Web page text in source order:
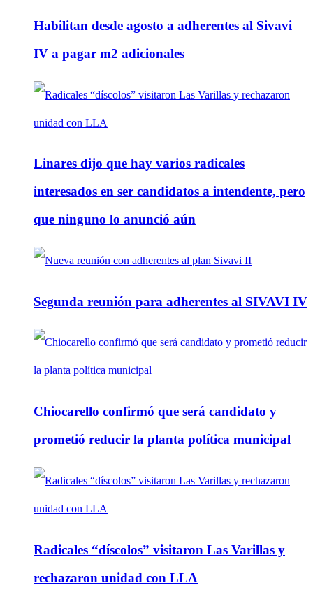
Habilitan desde agosto a adherentes al Sivavi
IV a pagar m2 adicionales
Linares dijo que hay varios radicales
interesados en ser candidatos a intendente, pero
que ninguno lo anunció aún
Segunda reunión para adherentes al SIVAVI IV
Chiocarello confirmó que será candidato y
prometió reducir la planta política municipal
Radicales “díscolos” visitaron Las Varillas y
rechazaron unidad con LLA